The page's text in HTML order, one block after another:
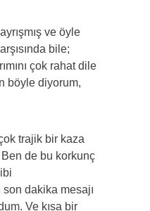
ve öyle
bile;
çok rahat dile
böyle diyorum,
trajik bir kaza
Ben de bu korkunç
dakika mesajı
Ve kısa bir